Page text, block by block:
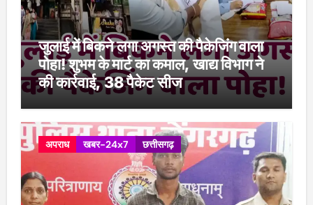
जुलाई में बिकने लगा अगस्त की पैकेजिंग वाला
पोहा! शुभम के मार्ट का कमाल, खाद्य विभाग ने
की कार्रवाई, 38 पैकेट सीज
अपराध खबर-24x7 छत्तीसगढ़